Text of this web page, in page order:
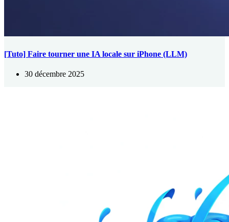
[Tuto] Faire tourner une IA locale sur iPhone (LLM)
30 décembre 2025